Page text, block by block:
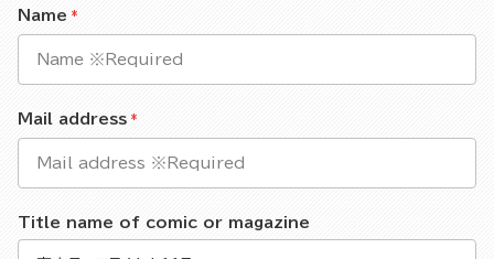
Name
Mail address
Title name of comic or magazine